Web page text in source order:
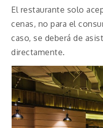
El restaurante solo
cenas, no para el
caso, se deberá de
directamente.